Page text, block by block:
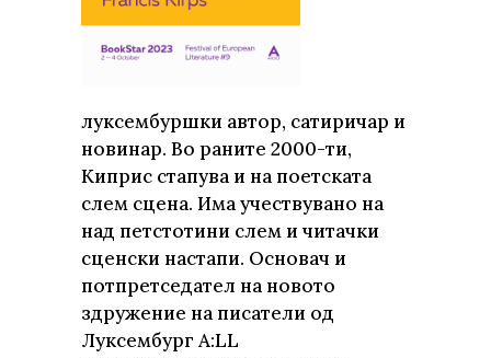
луксембуршки автор, сатиричар и
новинар. Во раните 2000-ти,
Киприс стапува и на поетската
слем сцена. Има учествувано на
над петстотини слем и читачки
сценски настапи. Основач и
потпретседател на новото
здружение на писатели од
Луксембург A:LL